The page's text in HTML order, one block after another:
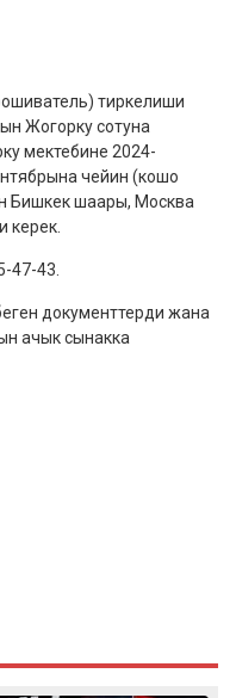
тиркелиши
Жогорку сотуна
мектебине 2024-
чейин (кошо
Бишкек шаары, Москва
керек.
47-43.
документтерди жана
ачык сынакка